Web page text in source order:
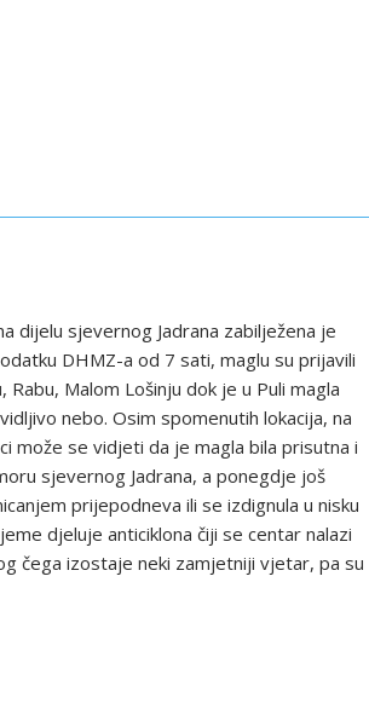
dijelu sjevernog Jadrana zabilježena je
DHMZ-a od 7 sati, maglu su prijavili
Malom Lošinju dok je u Puli magla
nebo. Osim spomenutih lokacija, na
može se vidjeti da je magla bila prisutna i
sjevernog Jadrana, a ponegdje još
prijepodneva ili se izdignula u nisku
djeluje anticiklona čiji se centar nalazi
čega izostaje neki zamjetniji vjetar, pa su